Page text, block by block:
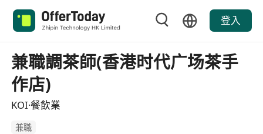
登入
兼職調茶師(香港时代广场茶手
作店)
KOI·餐飲業
兼職